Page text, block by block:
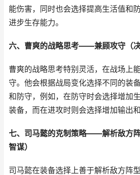
能伤害，同时也会选择提高生活值和
进步生存能力。
六、曹爽的战略思考——兼顾攻守（决
曹爽的战略思考特别灵活，在战场上
守。他会根据战局变化选择不同的装
和防守，例如，在防守时会选择增加
装备，而在进攻时则会选择增加输出
七、司马懿的克制策略——解析敌方阵
智谋）
司马懿在装备选择上善于解析敌方阵